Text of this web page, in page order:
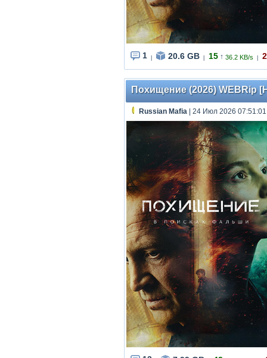
1 20.6 GB 15 ↑ 36.2 KB/s 2
Похищение (2026) WEBRip
Russian Mafia | 24 Июл 2026 07:51:01